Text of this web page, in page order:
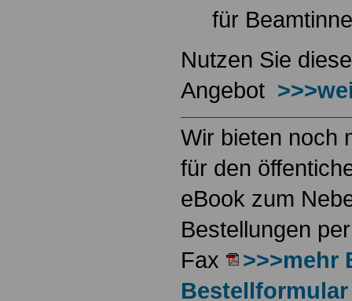
für
Nutzen Sie
Angebot
Wir bieten noch
für den
eBook zum
Bestellungen
Fax
>>>mehr
Bestellformular